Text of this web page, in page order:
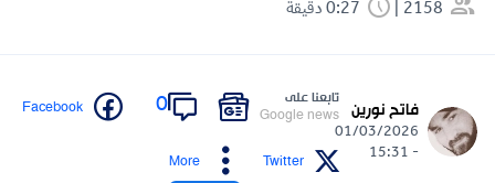
2158
فاتح نورين
01/03/2026
- 15:31
تابعنا على
Google news
0
Facebook
Twitter
More